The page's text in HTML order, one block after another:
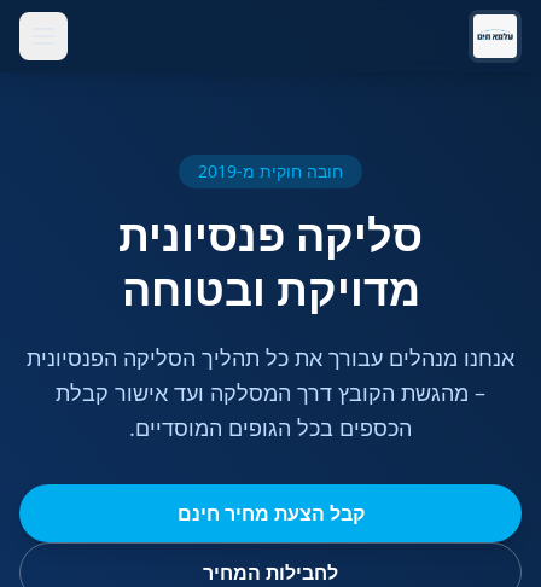
חובה חוקית מ-2019
סליקה פנסיונית
מדויקת ובטוחה
אנחנו מנהלים עבורך את כל תהליך הסליקה הפנסיונית
– מהגשת הקובץ דרך המסלקה ועד אישור קבלת
הכספים בכל הגופים המוסדיים.
קבל הצעת מחיר חינם
לחבילות המחיר